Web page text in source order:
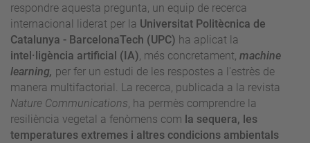
respondre aquesta pregunta, un equip de recerca
internacional liderat per la Universitat Politècnica de
Catalunya - BarcelonaTech (UPC) ha aplicat la
intel·ligència artificial (IA), més concretament, machine
learning, per fer un estudi de les respostes a l'estrès de
manera multifactorial. La recerca, publicada a la revista
Nature Communications, ha permès comprendre la
resiliència vegetal a fenòmens com la sequera, les
temperatures extremes i altres condicions ambientals